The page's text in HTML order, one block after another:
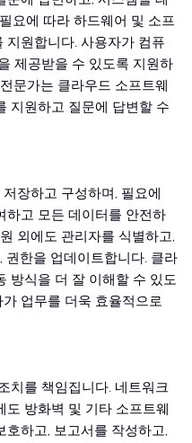
요에 따라 하드웨어 및 소프
지원합니다. 사용자가 컴퓨
제공받을 수 있도록 지원하
문가는 클라우드 소프트웨
지원하고 질문에 답변할 수
장하고 구성하며, 필요에
하고 모든 데이터를 안전하
외에도 관리자를 식별하고,
권한을 업데이트합니다. 클라
방식을 더 잘 이해할 수 있도
업무를 더욱 효율적으로
치를 책임집니다. 네트워크
도 방화벽 및 기타 소프트웨
하고, 보고서를 작성하고,